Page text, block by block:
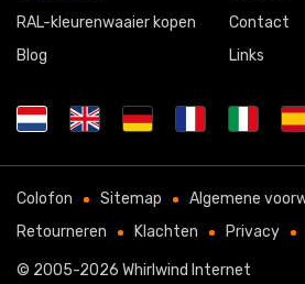
RAL-kleurenwaaier kopen
Blog
Contact
Links
Colofon Sitemap
Algemene
Retourneren
Klachten Privacy
© 2005-2026 Whirlwind Internet